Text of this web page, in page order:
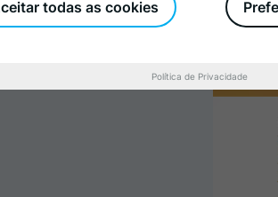
todas as cookies
Política de Privacidade